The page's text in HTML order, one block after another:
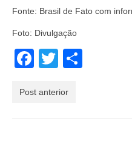
Fonte: Brasil de Fato com
Foto: Divulgação
Facebook
Twitter
Post anterior